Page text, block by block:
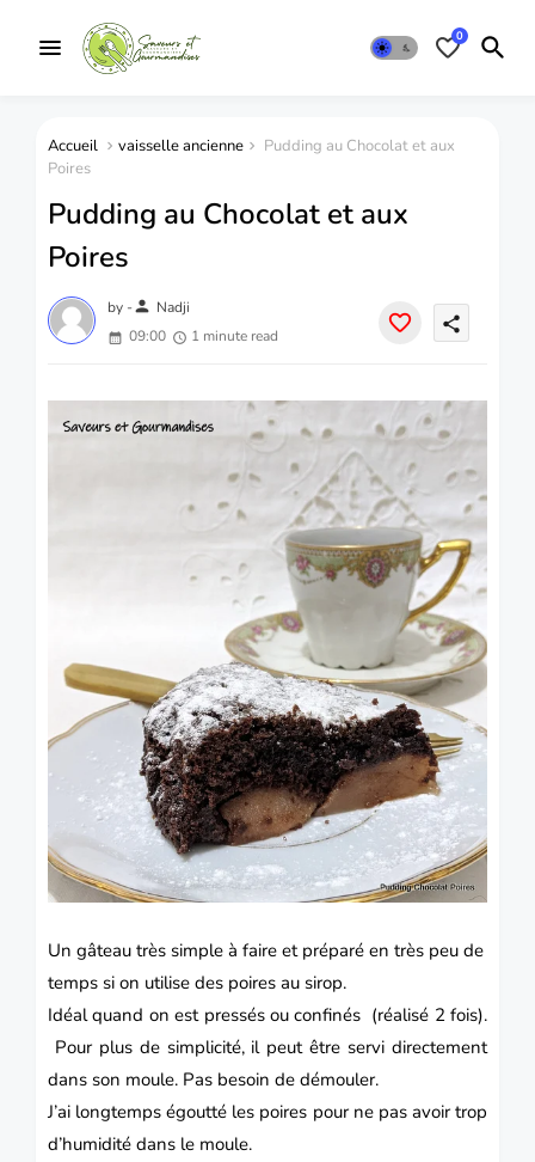
0
Accueil vaisselle ancienne
Pudding au Chocolat et aux
Poires
Pudding au Chocolat et aux
Poires
by -person Nadji
09:00
1 minute read
share
Un gâteau très simple à faire et préparé en très peu de
temps si on utilise des poires au sirop.
Idéal quand on est pressés ou confinés (réalisé 2 fois).
Pour plus de simplicité, il peut être servi directement
dans son moule. Pas besoin de démouler.
J’ai longtemps égoutté les poires pour ne pas avoir trop
d’humidité dans le moule.